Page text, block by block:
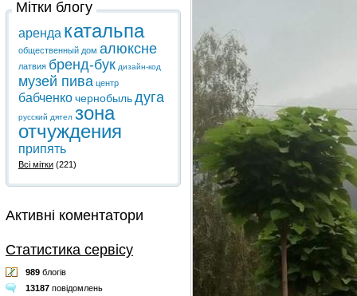
Мітки блогу
аренда катальпа
общественный дом алюксне
латвия бренд-бук дизайн-код
музей пива центр
бабченкочернобыльдуга
русский дятел зона
отчуждения
припять
Всі мітки (221)
Активні коментатори
Статистика сервісу
989 блогів
13187 повідомлень